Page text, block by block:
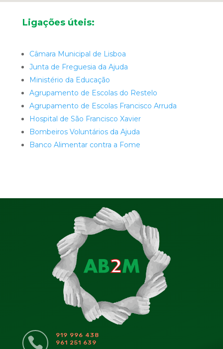
Ligações úteis:
Câmara Municipal de Lisboa
Junta de Freguesia da Ajuda
Ministério da Educação
Agrupamento de Escolas do Restelo
Agrupamento de Escolas Francisco Arruda
Hospital de São Francisco Xavier
Bombeiros Voluntários da Ajuda
Banco Alimentar contra a Fome

919 996 438
961 251 639